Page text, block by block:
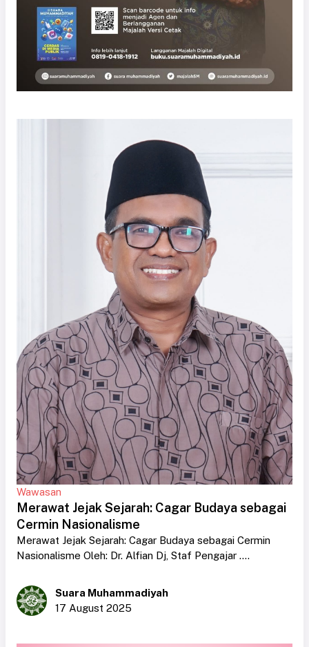
Wawasan
Merawat Jejak Sejarah: Cagar Budaya sebagai
Cermin Nasionalisme
Merawat Jejak Sejarah: Cagar Budaya sebagai Cermin
Nasionalisme Oleh: Dr. Alfian Dj, Staf Pengajar ....
Suara Muhammadiyah
17 August 2025